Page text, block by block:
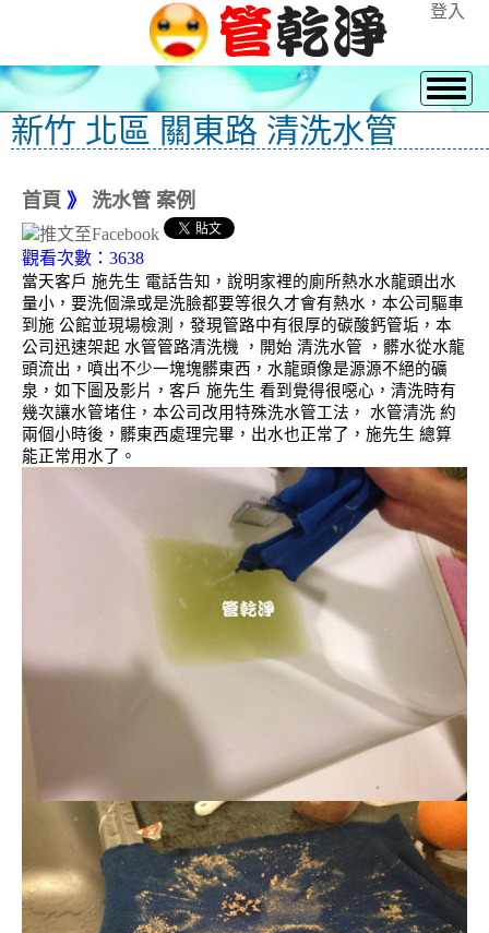
登入
新竹 北區 關東路 清洗水管
首頁 》 洗水管 案例
觀看次數：3638
當天客戶 施先生 電話告知，說明家裡的廁所熱水水龍頭出水
量小，要洗個澡或是洗臉都要等很久才會有熱水，本公司驅車
到施 公館並現場檢測，發現管路中有很厚的碳酸鈣管垢，本
公司迅速架起 水管管路清洗機 ，開始 清洗水管 ，髒水從水龍
頭流出，噴出不少一塊塊髒東西，水龍頭像是源源不絕的礦
泉，如下圖及影片，客戶 施先生 看到覺得很噁心，清洗時有
幾次讓水管堵住，本公司改用特殊洗水管工法， 水管清洗 約
兩個小時後，髒東西處理完畢，出水也正常了，施先生 總算
能正常用水了。